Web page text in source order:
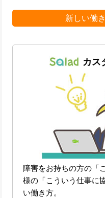
新しい働
カス
障害をお持ちの方の「
様の「こういう仕事に
い働き方。